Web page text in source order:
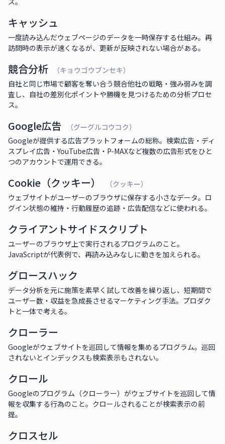
キャッシュ
一度読み込んだウェブページのデータを一時保存する仕組み。再
訪問時の表示が速くなるが、更新が反映されない場合がある。
競合分析
（キョウゴウブンセキ）
自社と同じ市場で顧客を奪い合う競合他社の戦略・強み弱みを調
査し、自社の差別化ポイントや勝機を見つけるための分析プロセ
ス。
Google広告
（グーグルコウコク）
Googleが提供する広告プラットフォームの総称。検索広告・ディ
スプレイ広告・YouTube広告・P-MAXなど複数の広告形式をひと
つのアカウントで運用できる。
Cookie（クッキー）
（クッキー）
ウェブサイトがユーザーのブラウザに保存する小さなデータ。ロ
グイン状態の維持・行動履歴の追跡・広告配信などに使われる。
クライアントサイドスクリプト
ユーザーのブラウザ上で実行されるプログラムのこと。
JavaScriptが代表例で、再読み込みなしに動きを加えられる。
グロースハック
データ分析を元に施策を素早く試して改善を繰り返し、短期間で
ユーザー数・収益を急成長させるマーケティング手法。プロダク
トと一体で考える。
クローラー
Googleがウェブサイトを巡回して情報を集めるプログラム。巡回
されないとインデックスも検索表示もされない。
クロール
Googleのプログラム（クローラー）がウェブサイトを巡回して情
報を収集する行為のこと。クロールされることが検索表示の前
提。
クロスセル